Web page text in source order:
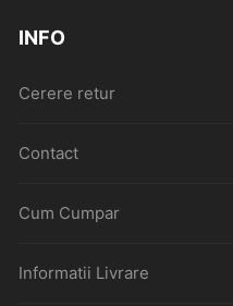
INFO
Cerere retur
Contact
Cum Cumpar
Informatii Livrare